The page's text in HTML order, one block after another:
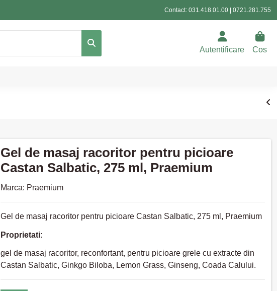
Contact: 031.418.01.00 0721.281.755
Autentificare Cos
Gel de masaj racoritor pentru picioare
Castan Salbatic, 275 ml, Praemium
Marca: Praemium
Gel de masaj racoritor pentru picioare Castan Salbatic, 275 ml, Praemium
Proprietati:
gel de masaj racoritor, reconfortant, pentru picioare grele cu extracte din
Castan Salbatic, Ginkgo Biloba, Lemon Grass, Ginseng, Coada Calului.